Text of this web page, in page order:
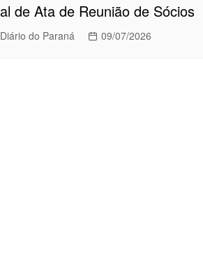
de Ata de Reunião de Sócios
do Paraná 09/07/2026